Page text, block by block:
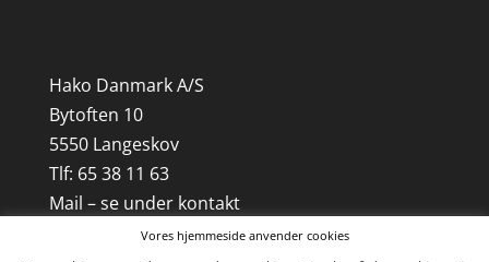
Hako Danmark A/S
Bytoften 10
5550 Langeskov
Tlf: 65 38 11 63
Mail – se under kontakt
CVR-nr. 21 85 18 41
Vores hjemmeside anvender cookies